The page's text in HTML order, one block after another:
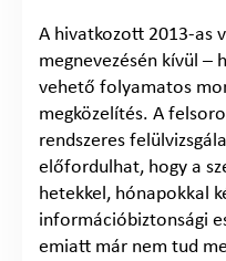
A hivatkozott 2013-as
megnevezésén kívül –
vehető folyamatos
megközelítés. A
rendszeres
előfordulhat, hogy a
hetekkel, hónapokkal
információbiztonsági
emiatt már nem tud